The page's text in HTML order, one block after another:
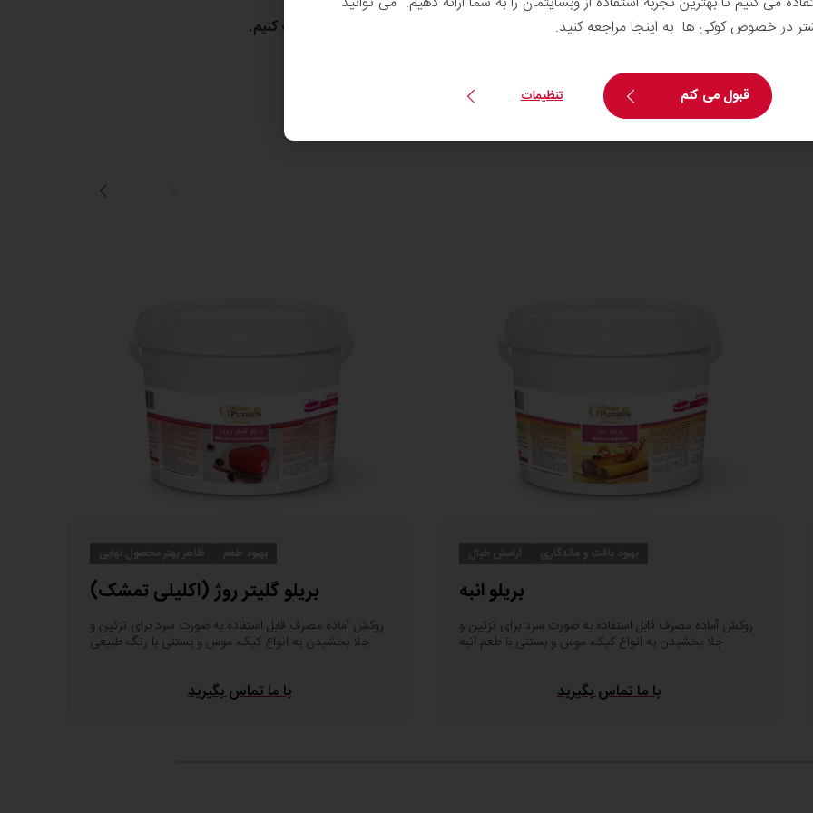
نیاز به اطلاعات بیشتر دارید؟ خوشحال می‌شویم کمک کنیم.
ظاهر بهتر محصول نهایی بهبود طعم
بریلو گلیتر روژ (اکلیلی تمشک)
روکش آماده مصرف قابل استفاده به صورت سرد برای تزئین و
جلا بخشیدن به انواع کیک، موس و بستنی با رنگ طبیعی
با ما تماس بگیرید
آرامش خیال بهبود بافت و ماندگاری
بریلو انبه
روکش آماده مصرف قابل استفاده به صورت سرد برای تزئین و
جلا بخشیدن به انواع کیک، موس و بستنی با طعم انبه
با ما تماس بگیرید
در خصوص کوکی ها به اینجا مراجعه کنید.
قبول می کنم تنظیمات